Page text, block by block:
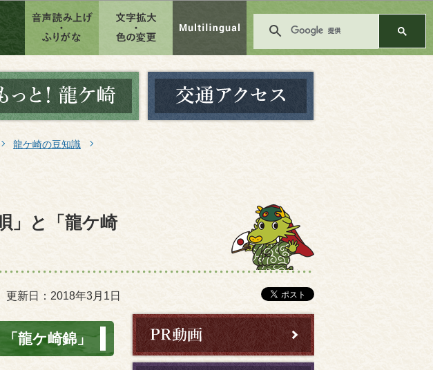
移動
龍ケ崎の豆知識
」と「龍ケ崎
更新日：2018年3月1日
龍ケ崎錦」